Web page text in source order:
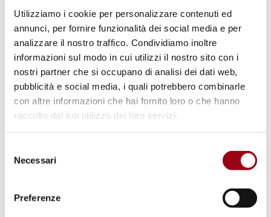
Utilizziamo i cookie per personalizzare contenuti ed
annunci, per fornire funzionalità dei social media e per
analizzare il nostro traffico. Condividiamo inoltre
informazioni sul modo in cui utilizzi il nostro sito con i
nostri partner che si occupano di analisi dei dati web,
pubblicità e social media, i quali potrebbero combinarle
con altre informazioni che hai fornito loro o che hanno
raccolto dal tuo utilizzo dei loro servizi.
delNecessari
Preferenze
Commento Generale n. 37 (2020),
ilComitato per i Diritti Umaniha ribadito che
le restrizioni alle assemblee pacifiche devono
soddisfare rigorosi criteri dilegalità, necessità
e proporzionalità . Le accuse contro gli
attivisti detenuti pongono seri interrogativi
suquanto questi principi siano stati
Gli Obblighi dell’Italia in Materia di
Diritti Umani